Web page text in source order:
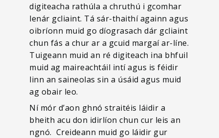
digiteacha rathúla a chruthú i gcomhar
lenár gcliaint. Tá sár-thaithí againn agus
oibríonn muid go díograsach dár gcliaint
chun fás a chur ar a gcuid margaí ar-líne.
Tuigeann muid an ré digiteach ina bhfuil
muid ag maireachtáil intí agus is féidir
linn an saineolas sin a úsáid agus muid
ag obair leo.
Ní mór d’aon ghnó straitéis láidir a
bheith acu don idirlíon chun cur leis an
ngnó. Creideann muid go láidir gur